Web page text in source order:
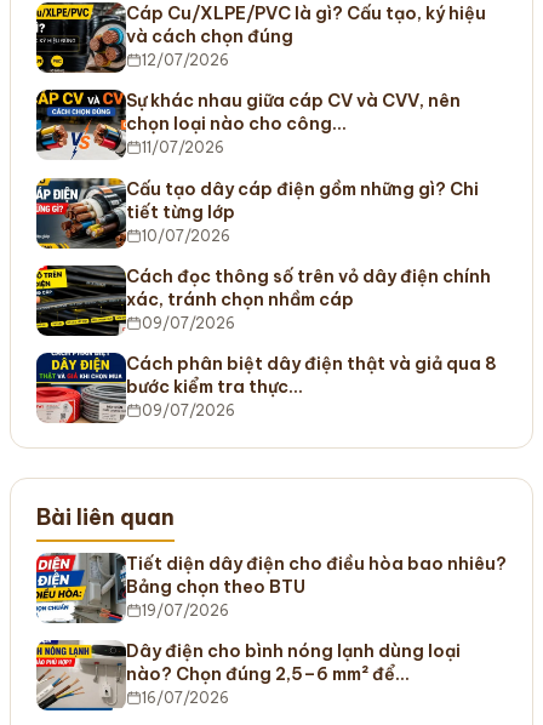
Cáp Cu/XLPE/PVC là gì? Cấu tạo, ký hiệu
và cách chọn đúng
12/07/2026
Sự khác nhau giữa cáp CV và CVV, nên
chọn loại nào cho công…
11/07/2026
Cấu tạo dây cáp điện gồm những gì? Chi
tiết từng lớp
10/07/2026
Cách đọc thông số trên vỏ dây điện chính
xác, tránh chọn nhầm cáp
09/07/2026
Cách phân biệt dây điện thật và giả qua 8
bước kiểm tra thực…
09/07/2026
Bài liên quan
Tiết diện dây điện cho điều hòa bao nhiêu?
Bảng chọn theo BTU
19/07/2026
Dây điện cho bình nóng lạnh dùng loại
nào? Chọn đúng 2,5–6 mm² để…
16/07/2026